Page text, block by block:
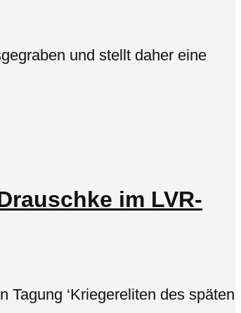
und stellt daher eine
im LVR-
‘Kriegereliten des späten